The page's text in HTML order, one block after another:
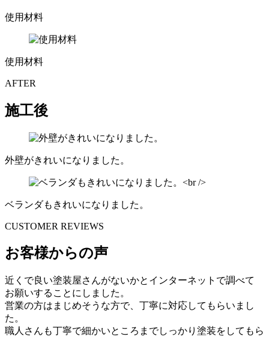
使用材料
使用材料
AFTER
施工後
外壁がきれいになりました。
ベランダもきれいになりました。
CUSTOMER REVIEWS
お客様からの声
近くで良い塗装屋さんがないかとインターネットで調べて
お願いすることにしました。
営業の方はまじめそうな方で、丁寧に対応してもらいまし
た。
職人さんも丁寧で細かいところまでしっかり塗装をしてもら